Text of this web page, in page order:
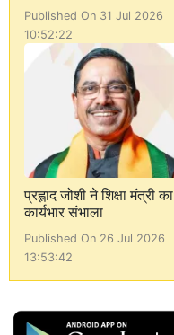
Published On 31 Jul 2026
10:52:22
प्रह्लाद जोशी ने शिक्षा मंत्री का
कार्यभार संभाला
Published On 26 Jul 2026
13:53:42